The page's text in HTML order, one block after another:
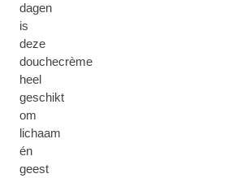
dagen
is
deze
douchecrème
heel
geschikt
om
lichaam
én
geest